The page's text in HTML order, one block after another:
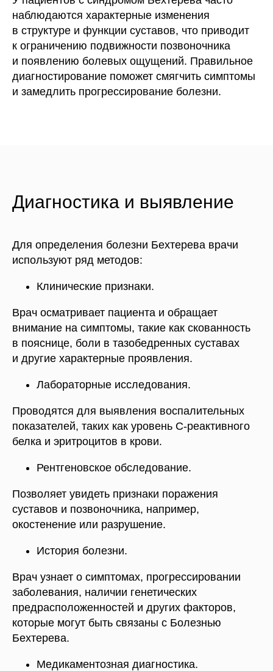
наблюдаются характерные изменения
в структуре и функции суставов, что приводит
к ограничению подвижности позвоночника
и появлению болевых ощущений. Правильное
диагностирование поможет смягчить симптомы
и замедлить прогрессирование болезни.
Диагностика и выявление
Для определения болезни Бехтерева врачи
используют ряд методов:
Клинические признаки.
Врач осматривает пациента и обращает
внимание на симптомы, такие как скованность
в пояснице, боли в тазобедренных суставах
и другие характерные проявления.
Лабораторные исследования.
Проводятся для выявления воспалительных
показателей, таких как уровень С-реактивного
белка и эритроцитов в крови.
Рентгеновское обследование.
Позволяет увидеть признаки поражения
суставов и позвоночника, например,
окостенение или разрушение.
История болезни.
Врач узнает о симптомах, прогрессировании
заболевания, наличии генетических
предрасположенностей и других факторов,
которые могут быть связаны с Болезнью
Бехтерева.
Медикаментозная диагностика.